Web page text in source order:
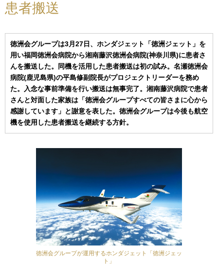
患者搬送
徳洲会グループは3月27日、ホンダジェット「徳洲ジェット」を
用い福岡徳洲会病院から湘南藤沢徳洲会病院(神奈川県)に患者さ
んを搬送した。同機を活用した患者搬送は初の試み。名瀬徳洲会
病院(鹿児島県)の平島修副院長がプロジェクトリーダーを務め
た。入念な事前準備を行い搬送は無事完了。湘南藤沢病院で患者
さんと対面した家族は「徳洲会グループすべての皆さまに心から
感謝しています」と謝意を表した。徳洲会グループは今後も航空
機を使用した患者搬送を継続する方針。
徳洲会グループが運用するホンダジェット「徳洲ジェッ
ト」